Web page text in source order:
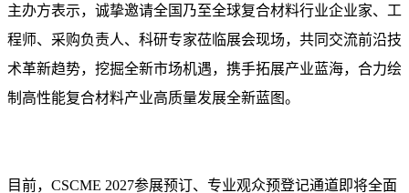
主办方表示，诚挚邀请全国乃至全球复合材料行业企业家、工
程师、采购负责人、科研专家莅临展会现场，共同交流前沿技
术革新趋势，挖掘全新市场机遇，携手拓展产业蓝海，合力绘
制高性能复合材料产业高质量发展全新蓝图。
目前，CSCME 2027参展预订、专业观众预登记通道即将全面